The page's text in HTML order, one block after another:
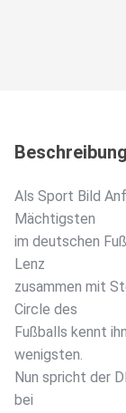
Beschreibung
Als Sport Bild
Mächtigsten
im deutschen
Lenz
zusammen mit
Circle des
Fußballs kennt
wenigsten.
Nun spricht der
bei